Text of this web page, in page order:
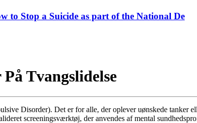
to Stop a Suicide as part of the National De
Tvangslidelse
Disorder). Det er for alle, der oplever uønskede tanker
screeningsværktøj, der anvendes af mental